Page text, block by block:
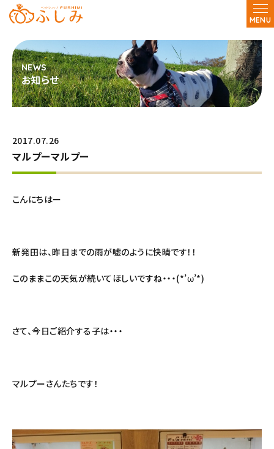
MENU
お知らせ
2017.07.26
マルプーマルプー
こんにちはー
新発田は、昨日までの雨が嘘のように快晴です！！
このままこの天気が続いてほしいですね・・・(*’ω’*)
さて、今日ご紹介する子は・・・
マルプーさんたちです！